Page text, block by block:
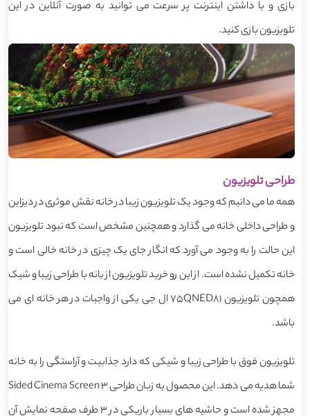
بازی و با داشتن اینترنت پر سرعت می توانید به صورت آنلاین در این
تلویزیون بازی کنید.
طراحی تلویزیون
همه ما می دانیم که وجود یک تلویزیون زیبا در خانه نقش موثری در دیزاین
و طراحی داخلی خانه می گذارد و همچنین مشخص است که نبود تلویزیون
این حالت را به وجود می آورد که انگار جای یک چیزی در خانه خالی است و
خانه تکمیل نشده است. از این رو خرید تلویزیون از بانه با طراحی زیبا و شیک
همچون تلویزیون 75QNED81 ال جی یکی از واجبات در هر خانه ای می
باشد.
تلویزیون فوق با طراحی زیبا و شیکی که دارد جذابیت و آراستگی را به خانه
شما هدیه می دهد. این محصول به زبان طراحی 3 Sided Cinema Screen
مجهز شده است و حاشیه های بسیار باریکی در 3 طرف صفحه نمایش آن